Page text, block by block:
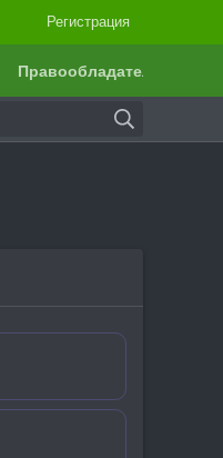
Регистрация
Правообладателям